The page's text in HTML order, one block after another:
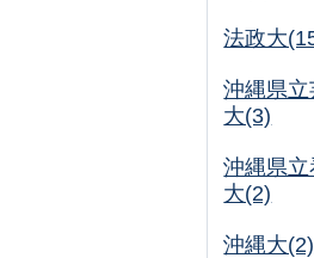
法政大
沖縄県
大(3)
沖縄県立
大(2)
沖縄大(2)